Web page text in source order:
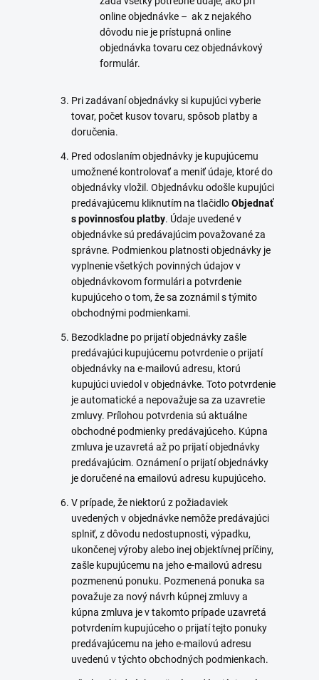
online objednávke – ak z nejakého
dôvodu nie je prístupná online
objednávka tovaru cez objednávkový
formulár.
Pri zadávaní objednávky si kupujúci vyberie
tovar, počet kusov tovaru, spôsob platby a
doručenia.
Pred odoslaním objednávky je kupujúcemu
umožnené kontrolovať a meniť údaje, ktoré do
objednávky vložil. Objednávku odošle kupujúci
predávajúcemu kliknutím na tlačidloObjednať
s povinnosťou platby. Údaje uvedené v
objednávke sú predávajúcim považované za
správne. Podmienkou platnosti objednávky je
vyplnenie všetkých povinných údajov v
objednávkovom formulári a potvrdenie
kupujúceho o tom, že sa zoznámil s týmito
obchodnými podmienkami.
Bezodkladne po prijatí objednávky zašle
predávajúci kupujúcemu potvrdenie o prijatí
objednávky na e-mailovú adresu, ktorú
kupujúci uviedol v objednávke. Toto potvrdenie
je automatické a nepovažuje sa za uzavretie
zmluvy. Prílohou potvrdenia sú aktuálne
obchodné podmienky predávajúceho. Kúpna
zmluva je uzavretá až po prijatí objednávky
predávajúcim. Oznámení o prijatí objednávky
je doručené na emailovú adresu kupujúceho.
V prípade, že niektorú z požiadaviek
uvedených v objednávke nemôže predávajúci
splniť, z dôvodu nedostupnosti, výpadku,
ukončenej výroby alebo inej objektívnej príčiny,
zašle kupujúcemu na jeho e-mailovú adresu
pozmenenú ponuku. Pozmenená ponuka sa
považuje za nový návrh kúpnej zmluvy a
kúpna zmluva je v takomto prípade uzavretá
potvrdením kupujúceho o prijatí tejto ponuky
predávajúcemu na jeho e-mailovú adresu
uvedenú v týchto obchodných podmienkach.